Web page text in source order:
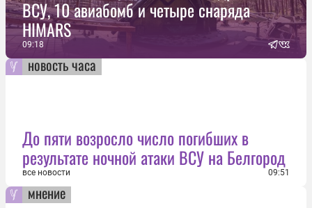
ВСУ, 10 авиабомб и четыре снаряда
HIMARS
09:18
новость часа
До пяти возросло число погибших в
результате ночной атаки ВСУ на Белгород
все новости 09:51
мнение